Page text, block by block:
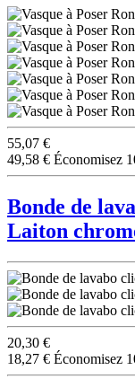
55,07 €
49,58 € Économisez
Bonde de
Laiton
20,30 €
18,27 € Économisez